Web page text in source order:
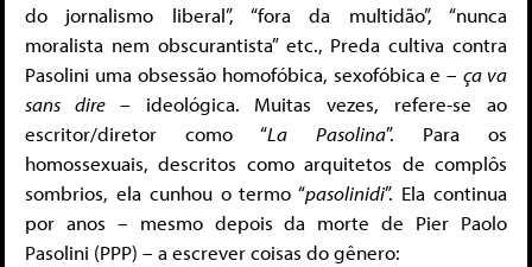
do jornalismo liberal”, “fora da multidão”, “nunca
moralista nem obscurantista” etc., Preda cultiva contra
Pasolini uma obsessão homofóbica, sexofóbica e –ça va
sans dire – ideológica. Muitas vezes, refere-se ao
escritor/diretor como “La Pasolina”. Para os
homossexuais, descritos como arquitetos de complôs
sombrios, ela cunhou o termo “pasolinidi”. Ela continua
por anos – mesmo depois da morte de Pier Paolo
Pasolini (PPP) – a escrever coisas do gênero: